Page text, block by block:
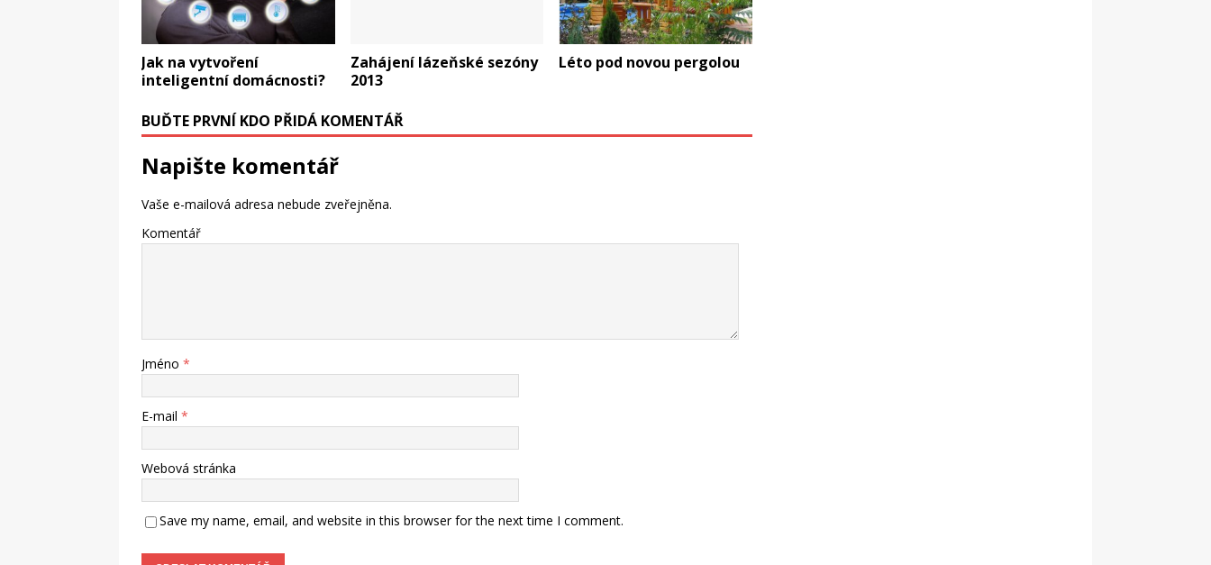
Jak na vytvoření
inteligentní domácnosti?
Zahájení lázeňské sezóny
2013
Léto pod novou pergolou
BUĎTE PRVNÍ KDO PŘIDÁ KOMENTÁŘ
Napište komentář
Vaše e-mailová adresa nebude zveřejněna.
Komentář
Jméno *
E-mail *
Webová stránka
Save my name, email, and website in this browser for the next time I comment.